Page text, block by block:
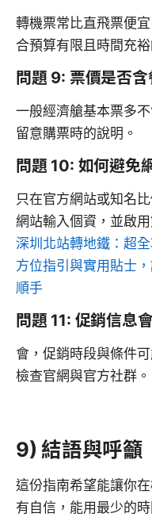
轉機票常比直飛票便
合預算有限且時間充裕
問題 9: 票價是否含
一般經濟艙基本票多
留意購票時的說明。
問題 10: 如何避免
只在官方網站或知名
網站輸入個資，並啟
深圳北站轉地鐵：超
方位指引與實用貼士
順手
問題 11: 促銷信息
會，促銷時段與條件
檢查官網與官方社群。
9) 結語與呼籲
這份指南希望能讓你
有自信，能用最少的